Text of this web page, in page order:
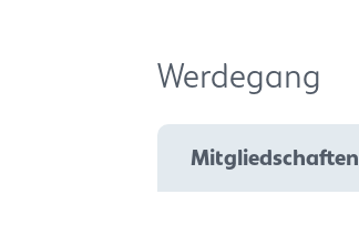
Werdegang
Mitgliedschaften